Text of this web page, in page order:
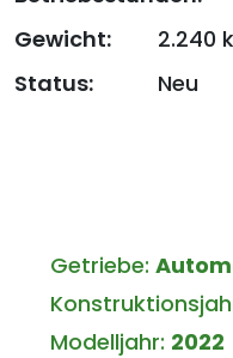
Gewicht:
2.240
Status:
Neu
Getriebe:
Modelljahr: 2022